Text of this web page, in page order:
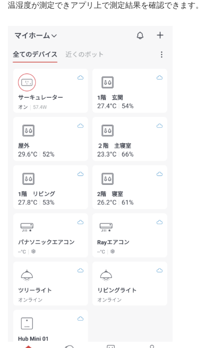
温湿度が測定できアプリ上で測定結果を確認できます。